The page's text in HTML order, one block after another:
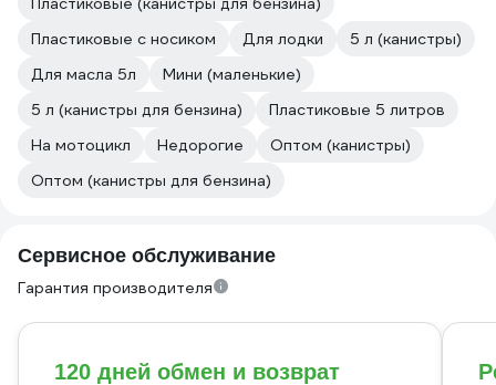
Пластиковые с носиком
Для лодки
5 л (канистры)
Для масла 5л
Мини (маленькие)
5 л (канистры для бензина)
Пластиковые 5 литров
На мотоцикл
Недорогие
Оптом (канистры)
Оптом (канистры для бензина)
Сервисное обслуживание
Гарантия производителя
120 дней обмен и возврат